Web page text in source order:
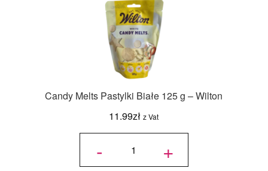
Candy Melts Pastylki Białe 125 g – Wilton
11.99zł z Vat
-
ilość
Pastylki
Białe
125 g -
Wilton +